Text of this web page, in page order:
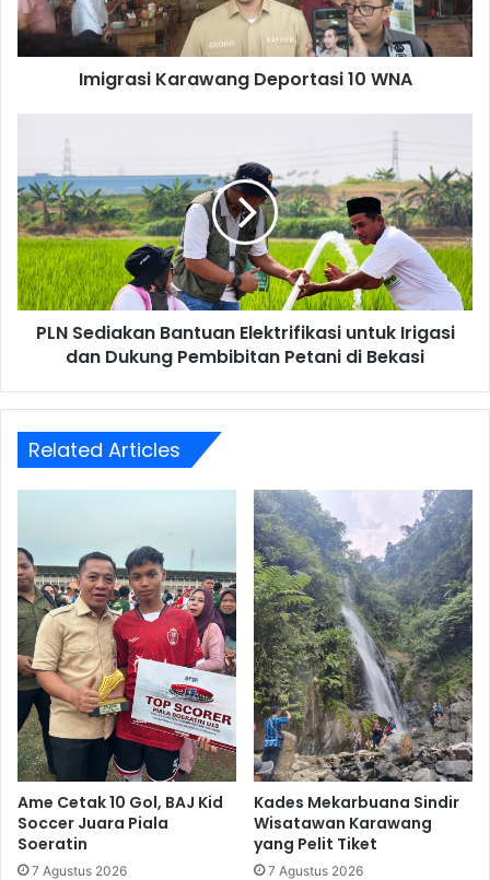
Imigrasi Karawang Deportasi 10 WNA
Sediakan
Bantuan
Elektrifikasi
untuk
Irigasi
dan
Dukung
Pembibitan
Petani
PLN Sediakan Bantuan Elektrifikasi untuk Irigasi
dan Dukung Pembibitan Petani di Bekasi
Related Articles
Ame Cetak 10 Gol, BAJ Kid
Soccer Juara Piala
Soeratin
7 Agustus 2026
Kades Mekarbuana Sindir
Wisatawan Karawang
yang Pelit Tiket
7 Agustus 2026